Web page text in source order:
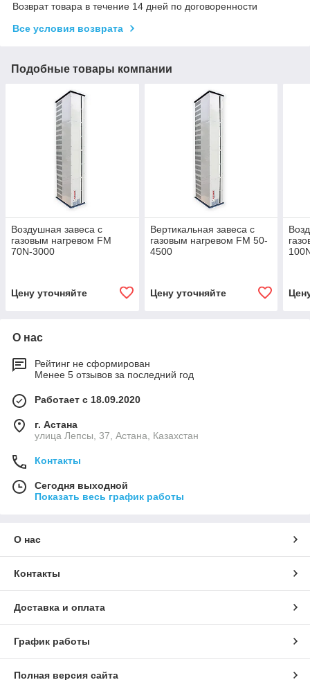
Возврат товара в течение 14 дней по договоренности
Все условия возврата
Подобные товары компании
Воздушная завеса с
газовым нагревом FM
70N-3000
Цену уточняйте
Вертикальная завеса с
газовым нагревом FM 50-
4500
Цену уточняйте
О нас
Рейтинг не сформирован
Менее 5 отзывов за последний год
Работает с 18.09.2020
г. Астана
улица Лепсы, 37, Астана, Казахстан
Контакты
Сегодня выходной
Показать весь график работы
О нас
Контакты
Доставка и оплата
График работы
Полная версия сайта